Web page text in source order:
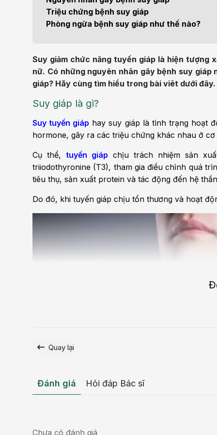
Thẩm mỹ
Nội Tiết
cực
Vật
Triệu chứng bệnh suy giáp
Phòng ngừa bệnh suy giáp như thế nào?
Suy giảm chức năng tuyến giáp là hiện tượng
nữ. Có những nguyên nhân gây bệnh suy giáp
giáp? Hãy cùng tìm hiểu trong bài viêt dưới đây.
Suy giáp là gì?
Suy tuyến giáp hay suy giáp là tình trạng hoạt
hormone, gây ra các triệu chứng khác nhau ở cơ
Cụ thể, tuyến giáp chịu trách nhiệm sản
triiodothyronine (T3), tham gia điều chỉnh quá
tiêu thụ, sản xuất protein và tác động đến hệ
Do đó, khi tuyến giáp chịu tổn thương và hoạt
Quay lại
Đánh giá Hỏi đáp Bác sĩ
Chưa có đánh giá